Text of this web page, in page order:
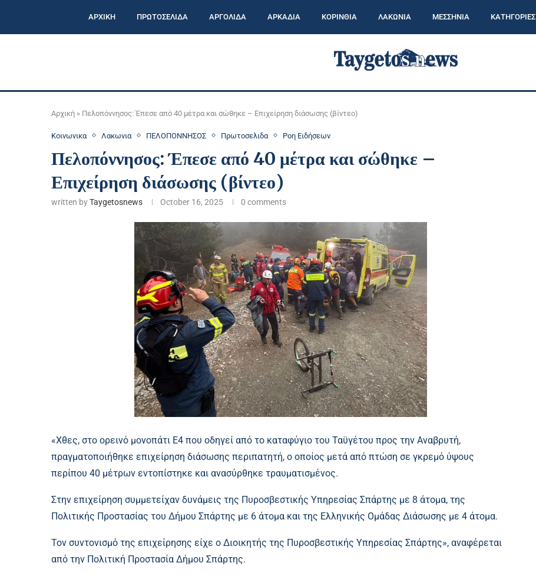
ΑΡΧΙΚΗ ΠΡΩΤΟΣΕΛΙΔΑ ΑΡΓΟΛΙΔΑ ΑΡΚΑΔΙΑ ΚΟΡΙΝΘΙΑ ΛΑΚΩΝΙΑ ΜΕΣΣΗΝΙΑ ΚΑΤΗΓΟΡΙΕΣ
Αρχική » Πελοπόννησος: Έπεσε από 40 μέτρα και σώθηκε – Επιχείρηση διάσωσης (βίντεο)
Κοινωνικα Λακωνια ΠΕΛΟΠΟΝΝΗΣΟΣ Πρωτοσελιδα Ροη Ειδήσεων
Πελοπόννησος: Έπεσε από 40 μέτρα και σώθηκε –
Επιχείρηση διάσωσης (βίντεο)
written byTaygetosnews October 16, 2025 0 comments
«Χθες, στο ορεινό μονοπάτι Ε4 που οδηγεί από το καταφύγιο του Ταϋγέτου προς την Αναβρυτή,
πραγματοποιήθηκε επιχείρηση διάσωσης περιπατητή, ο οποίος μετά από πτώση σε γκρεμό ύψους
περίπου 40 μέτρων εντοπίστηκε και ανασύρθηκε τραυματισμένος.
Στην επιχείρηση συμμετείχαν δυνάμεις της Πυροσβεστικής Υπηρεσίας Σπάρτης με 8 άτομα, της
Πολιτικής Προστασίας του Δήμου Σπάρτης με 6 άτομα και της Ελληνικής Ομάδας Διάσωσης με 4 άτομα.
Τον συντονισμό της επιχείρησης είχε ο Διοικητής της Πυροσβεστικής Υπηρεσίας Σπάρτης», αναφέρεται
από την Πολιτική Προστασία Δήμου Σπάρτης.